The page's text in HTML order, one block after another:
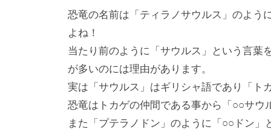
恐竜の名前は「ティラノサウルス」のよう
よね！
当たり前のように「サウルス」という言葉
が多いのには理由があります。
実は「サウルス」はギリシャ語であり「ト
恐竜はトカゲの仲間である事から「○○サ
また「プテラノドン」のように「○○ドン